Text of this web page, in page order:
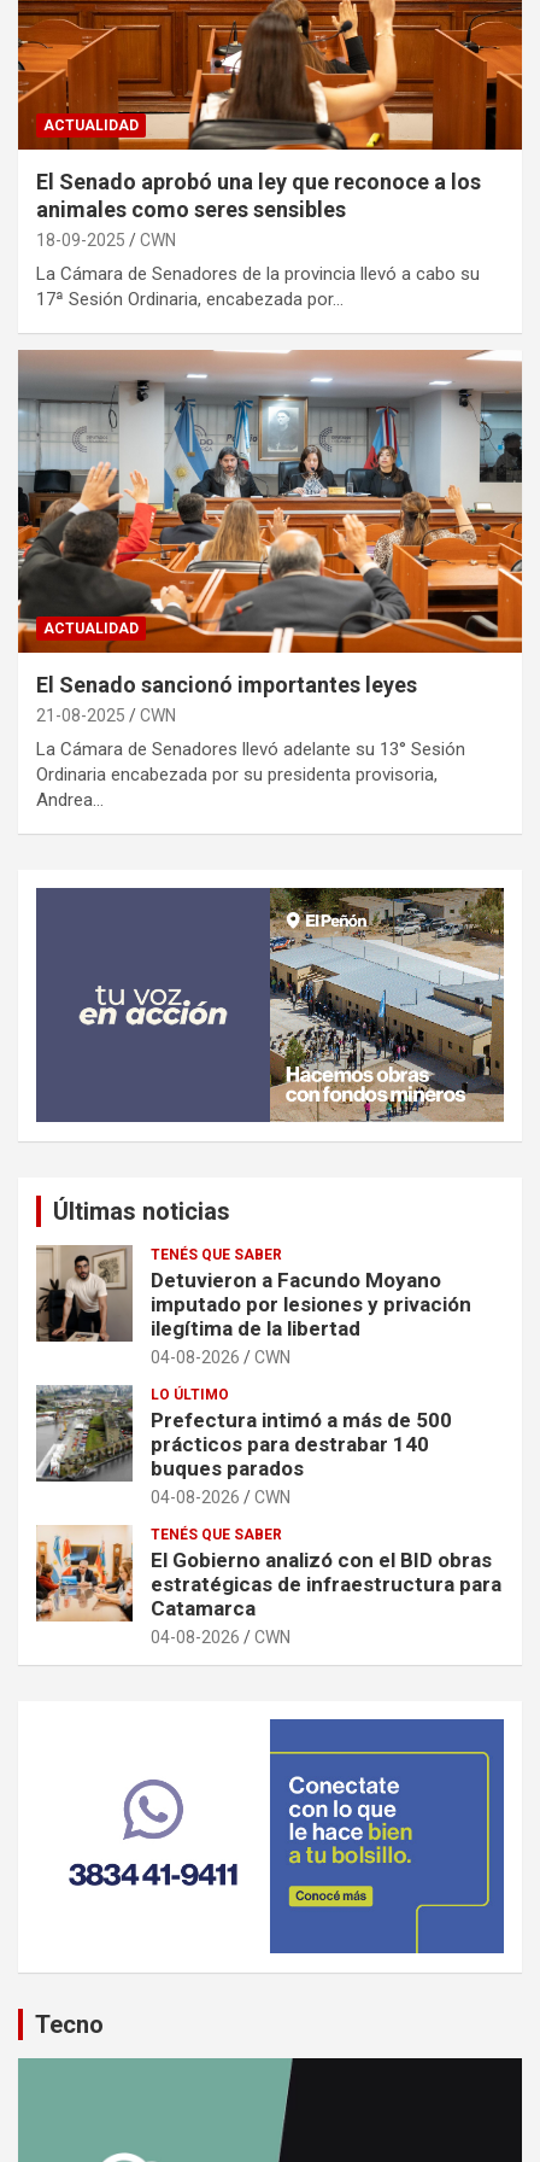
ACTUALIDAD
El Senado aprobó una ley que reconoce a los
animales como seres sensibles
18-09-2025 CWN
La Cámara de Senadores de la provincia llevó a cabo su
17ª Sesión Ordinaria, encabezada por…
ACTUALIDAD
El Senado sancionó importantes leyes
21-08-2025 CWN
La Cámara de Senadores llevó adelante su 13° Sesión
Ordinaria encabezada por su presidenta provisoria,
Andrea…
Últimas noticias
TENÉS QUE SABER
Detuvieron a Facundo Moyano
imputado por lesiones y privación
ilegítima de la libertad
04-08-2026 CWN
LO ÚLTIMO
Prefectura intimó a más de 500
prácticos para destrabar 140
buques parados
04-08-2026 CWN
TENÉS QUE SABER
El Gobierno analizó con el BID obras
estratégicas de infraestructura para
Catamarca
04-08-2026 CWN
Tecno